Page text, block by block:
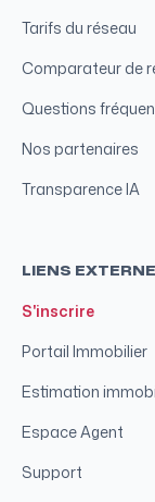
Tarifs du réseau
Comparateur de
Questions
Nos partenaires
Transparence IA
LIENS
S'inscrire
Portail Immobilier
Estimation
Espace Agent
Support